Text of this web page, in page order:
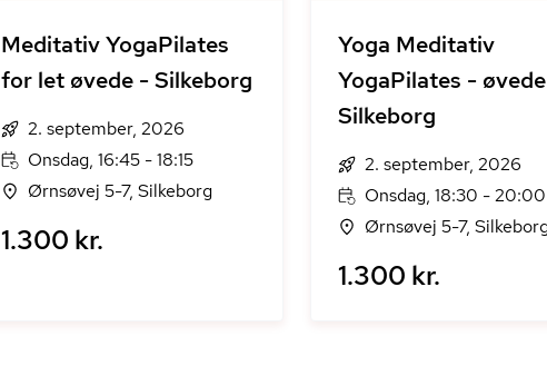
Meditativ YogaPilates
for let øvede - Silkeborg
2. september, 2026
Onsdag, 16:45 - 18:15
Ørnsøvej 5-7, Silkeborg
1.300 kr.
Yoga Meditativ
YogaPilates - øvede
Silkeborg
2. september, 2026
Onsdag, 18:30 - 20:00
Ørnsøvej 5-7,
1.300 kr.